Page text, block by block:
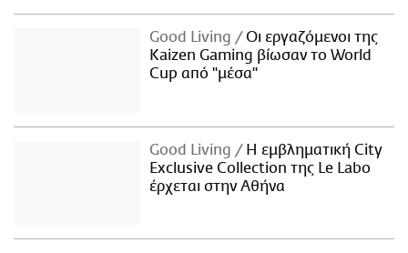
Good Living
Οι εργαζόμενοι της
Kaizen Gaming βίωσαν το World
Cup από "μέσα"
Good Living
Η εμβληματική City
Exclusive Collection της Le Labo
έρχεται στην Αθήνα